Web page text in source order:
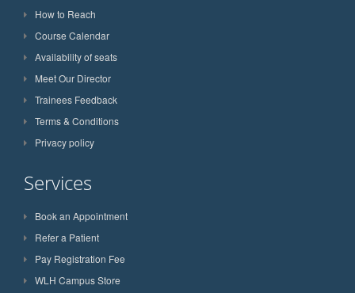
How to Reach
Course Calendar
Availability of seats
Meet Our Director
Trainees Feedback
Terms & Conditions
Privacy policy
Services
Book an Appointment
Refer a Patient
Pay Registration Fee
WLH Campus Store